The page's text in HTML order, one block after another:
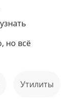
но всё
Утилиты